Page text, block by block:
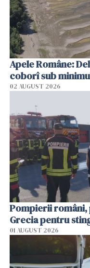
Apele Române:
coborî sub
02 AUGUST 2026
Pompierii
Grecia pentru
01 AUGUST 2026